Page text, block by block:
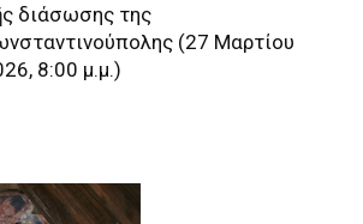
διάσωσης της
(27 Μαρτίου
8:00 μ.μ.)